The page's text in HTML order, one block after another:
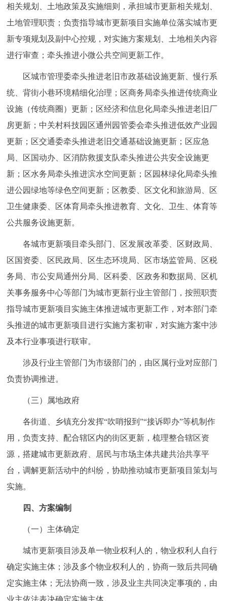
相关规划、土地政策及实施细则，承担城市更新相关规划、
土地管理职责；负责指导城市更新项目实施单位落实城市更
新专项规划及副中心控规，对实施方案规划、土地相关内容
进行审查；牵头推进小微公共空间更新工作。
区城市管理委牵头推进老旧市政基础设施更新、慢行系
统、背街小巷环境精细化治理；区商务局牵头推进传统商业
设施（传统商圈）更新；区经济和信息化局牵头推进老旧厂
房更新；中关村科技园区通州园管委会牵头推进低效产业园
更新；区交通委牵头推进老旧交通基础设施更新；区应急
局、区国动办、区消防救援支队牵头推进公共安全设施更
新；区水务局牵头推进滨水空间更新；区园林绿化局牵头推
进公园绿地等绿色空间更新；区教委、区文化和旅游局、区
卫生健康委、区体育局牵头推进教育、文化、卫生、体育等
公共服务设施更新。
各城市更新项目牵头部门、区发展改革委、区财政局、
区国资委、区民政局、区生态环境局、区市场监管局、区税
务局、市公安局通州分局、区科委、区政务和数据局、区机
关事务服务中心等部门为城市更新行业主管部门，按照职责
指导城市更新项目实施主体推进城市更新工作，对本部门牵
头推进的城市更新项目进行实施方案初审，对实施方案中涉
及本行业事项进行联审。
涉及行业主管部门为市级部门的，由区属行业对应部门
负责协调推进。
（三）属地政府
各街道、乡镇充分发挥“吹哨报到”“接诉即办”等机制作
用，负责支持、配合辖区内的街区更新，梳理整合辖区资
源，搭建城市更新政府、居民与市场主体共建共治共享平
台，调解更新活动中的纠纷，协助推动城市更新项目策划与
实施。
四、方案编制
（一）主体确定
城市更新项目涉及单一物业权利人的，物业权利人自行
确定实施主体；涉及多个物业权利人的，协商一致后共同确
定实施主体；无法协商一致，涉及业主共同决定事项的，由
业主依法表决确定实施主体。